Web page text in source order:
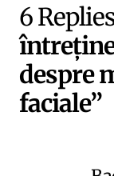
6
despre
faciale”